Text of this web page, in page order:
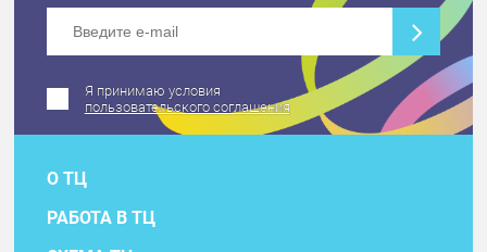
Я принимаю условия
пользовательского соглашения
О ТЦ
РАБОТА В ТЦ